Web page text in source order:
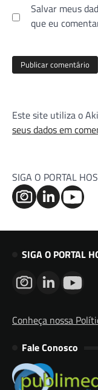
Salvar meus
que eu
Este site utiliza o
seus dados em
SIGA O PORTAL
SIGA O PORTAL
Conheça nossa
Fale Conosco